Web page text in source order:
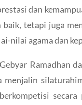
dan
tetapi juga
nilai agama dan
Ramadhan